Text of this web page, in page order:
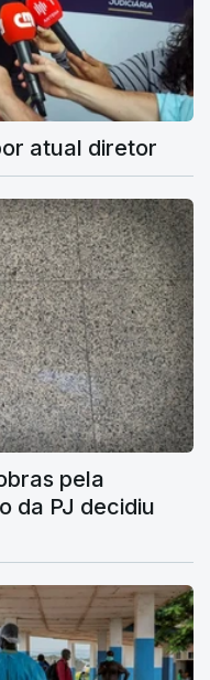
atual diretor
pela
da PJ decidiu